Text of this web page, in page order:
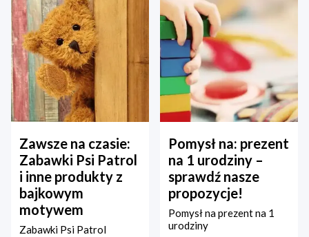
Zawsze na czasie:
Zabawki Psi Patrol
i inne produkty z
bajkowym
motywem
Zabawki Psi Patrol
Pomysł na: prezent
na 1 urodziny –
sprawdź nasze
propozycje!
Pomysł na prezent na 1
urodziny